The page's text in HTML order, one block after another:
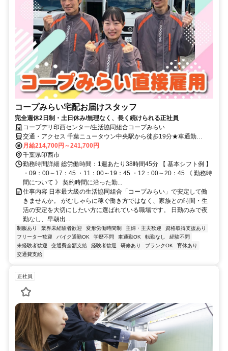
コープみらい宅配お届けスタッフ
完全週休2日制・土日休み/無理なく、長く続けられる正社員
コープデリ印西センター/生活協同組合コープみらい
交通・アクセス 千葉ニュータウン中央駅から徒歩19分★車通勤
OK（配属先による）※配属先は、入職時期や各センターの人員状況
を踏まえ、本人の希望を考慮した上で、募集場所を含む通勤可能な範
囲のセンターから決定します。
月給214,700円～241,700円
千葉県印西市
勤務時間詳細 総労働時間：1週あたり38時間45分 【 基本シフト例 】
・09：00～17：45 ・11：00～19：45 ・12：00～20：45 《 勤務時
間について 》 契約時間に沿った勤...
仕事内容 日本最大級の生活協同組合「コープみらい」で安定して働
きませんか。 がむしゃらに稼ぐ働き方ではなく、家族との時間・生
活の安定を大切にしたい方に選ばれている職場です。 日勤のみで夜
勤なし、早朝出...
制服あり 業界未経験者歓迎 変形労働時間制 主婦・主夫歓迎
資格取得支援あり
フリーター歓迎
バイク通勤OK 学歴不問 車通勤OK 転勤なし
経験不問
未経験者歓迎
交通費全額支給 経験者歓迎 研修あり ブランクOK
育休あり
交通費支給
正社員